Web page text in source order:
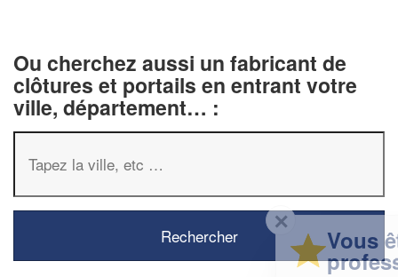
Ou cherchez aussi un fabricant de
clôtures et portails en entrant votre
ville, département… :
✕
Vous êtes un
professionnel ?